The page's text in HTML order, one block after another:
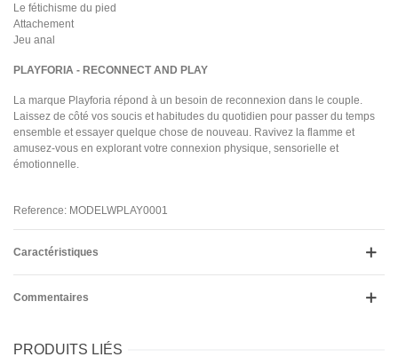
Le fétichisme du pied
Attachement
Jeu anal
PLAYFORIA - RECONNECT AND PLAY
La marque Playforia répond à un besoin de reconnexion dans le couple.
Laissez de côté vos soucis et habitudes du quotidien pour passer du temps
ensemble et essayer quelque chose de nouveau. Ravivez la flamme et
amusez-vous en explorant votre connexion physique, sensorielle et
émotionnelle.
Reference: MODELWPLAY0001
Caractéristiques
Commentaires
PRODUITS LIÉS